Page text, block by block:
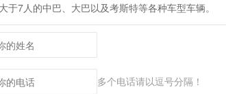
于7人的中巴、大巴以及考斯特等各种车型车辆。
多个电话请以逗号分隔！